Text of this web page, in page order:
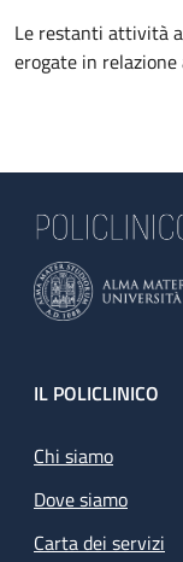
Le restanti attività
erogate in
Footer
IL POLICLINICO
Chi siamo
Dove siamo
Carta dei servizi